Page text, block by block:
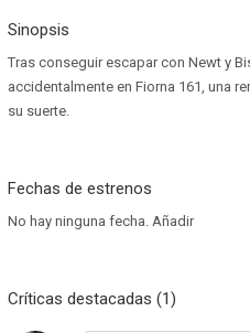
Sinopsis
Tras conseguir escapar con Newt y
accidentalmente en Fiorna 161, una
su suerte.
Fechas de estrenos
No hay ninguna fecha. Añadir
Críticas destacadas (1)